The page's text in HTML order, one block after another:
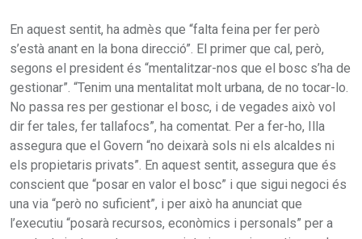
En aquest sentit, ha admès que “falta feina per fer però
s’està anant en la bona direcció”. El primer que cal, però,
segons el president és “mentalitzar-nos que el bosc s’ha de
gestionar”. “Tenim una mentalitat molt urbana, de no tocar-lo.
No passa res per gestionar el bosc, i de vegades això vol
dir fer tales, fer tallafocs”, ha comentat. Per a fer-ho, Illa
assegura que el Govern “no deixarà sols ni els alcaldes ni
els propietaris privats”. En aquest sentit, assegura que és
conscient que “posar en valor el bosc” i que sigui negoci és
una via “però no suficient”, i per això ha anunciat que
l’executiu “posarà recursos, econòmics i personals” per a